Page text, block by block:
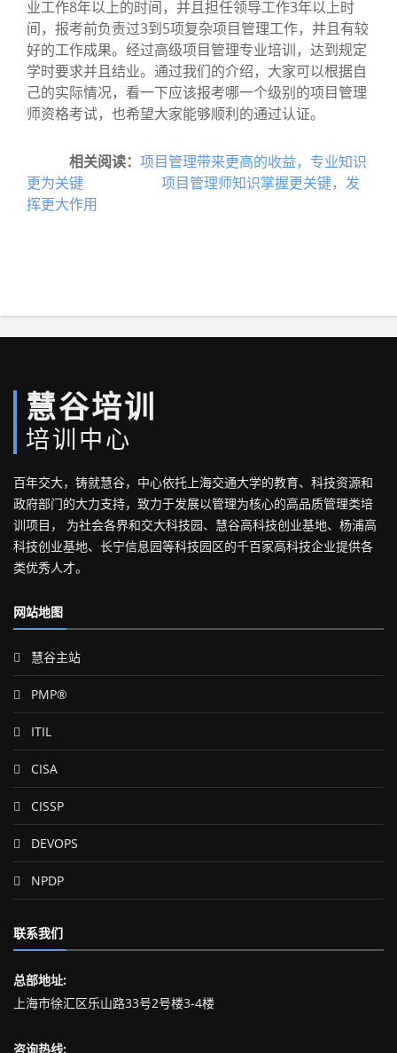
业工作8年以上的时间，并且担任领导工作3年以上时
间，报考前负责过3到5项复杂项目管理工作，并且有较
好的工作成果。经过高级项目管理专业培训，达到规定
学时要求并且结业。通过我们的介绍，大家可以根据自
己的实际情况，看一下应该报考哪一个级别的项目管理
师资格考试，也希望大家能够顺利的通过认证。
相关阅读： 项目管理带来更高的收益，专业知识
更为关键
项目管理师知识掌握更关键，发
挥更大作用
慧谷培训
培训中心
百年交大，铸就慧谷，中心依托上海交通大学的教育、科技资源和
政府部门的大力支持，致力于发展以管理为核心的高品质管理类培
训项目， 为社会各界和交大科技园、慧谷高科技创业基地、杨浦高
科技创业基地、长宁信息园等科技园区的千百家高科技企业提供各
类优秀人才。
网站地图
慧谷主站
PMP®
ITIL
CISA
CISSP
DEVOPS
NPDP
联系我们
总部地址:
上海市徐汇区乐山路33号2号楼3-4楼
咨询热线: